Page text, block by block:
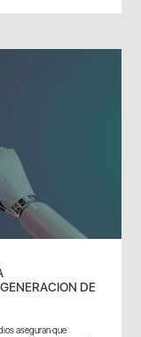
DE
aseguran que